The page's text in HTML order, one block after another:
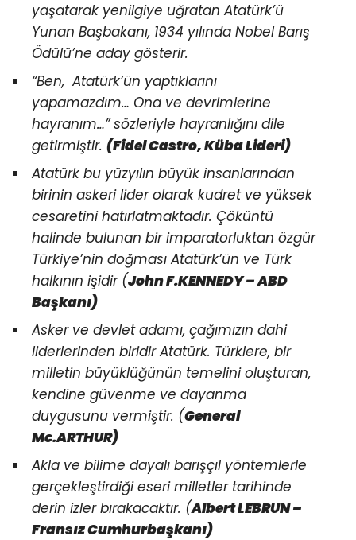
yaşatarak yenilgiye uğratan Atatürk’ü
Yunan Başbakanı, 1934 yılında Nobel Barış
Ödülü’ne aday gösterir.
“Ben, Atatürk’ün yaptıklarını
yapamazdım… Ona ve devrimlerine
hayranım…” sözleriyle hayranlığını dile
getirmiştir. (Fidel Castro, Küba Lideri)
Atatürk bu yüzyılın büyük insanlarından
birinin askeri lider olarak kudret ve yüksek
cesaretini hatırlatmaktadır. Çöküntü
halinde bulunan bir imparatorluktan özgür
Türkiye’nin doğması Atatürk’ün ve Türk
halkının işidir (John F.KENNEDY – ABD
Başkanı)
Asker ve devlet adamı, çağımızın dahi
liderlerinden biridir Atatürk. Türklere, bir
milletin büyüklüğünün temelini oluşturan,
kendine güvenme ve dayanma
duygusunu vermiştir. (General
Mc.ARTHUR)
Akla ve bilime dayalı barışçıl yöntemlerle
gerçekleştirdiği eseri milletler tarihinde
derin izler bırakacaktır. (Albert LEBRUN –
Fransız Cumhurbaşkanı)